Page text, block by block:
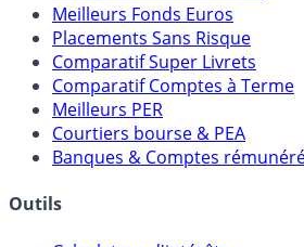
Meilleures Assurances-Vie
Meilleurs Fonds Euros
Placements Sans Risque
Comparatif Super Livrets
Comparatif Comptes à Terme
Meilleurs PER
Banques & Comptes rémunérés